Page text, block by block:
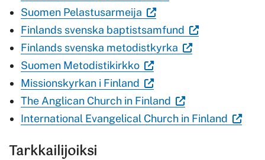
avautuu
uuteen
sivustolla.
Linkki
avautuu
uuteen
välilehteen.)
ulkoisella
sivustolla.
Linkki
välilehteen.)
Suomen Pelastusarmeija (Vieraile
ulkoisella
sivustolla.
Linkki
avautuu
uuteen
välilehteen.)
Finlands svenska baptistsamfund (Vieraile
ulkoisella
avautuu
uuteen
Finlands svenska metodistkyrka (Vieraile
Linkki
avautuu
Suomen Metodistikirkko(Vieraile
ulkoisella
sivustolla.
Linkki
Missionskyrkan i Finland (Vieraile
ulkoisella
sivustolla.
The Anglican Church in Finland (Vieraile
ulkoisella
International Evangelical Church in Finland
Tarkkailijoiksi